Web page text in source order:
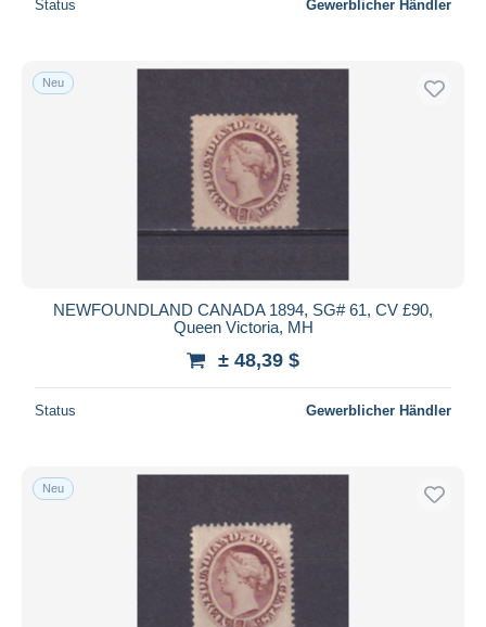
Status Gewerblicher Händler
Neu
NEWFOUNDLAND CANADA 1894, SG# 61, CV £90,
Queen Victoria, MH
± 48,39 $
Status Gewerblicher Händler
Neu